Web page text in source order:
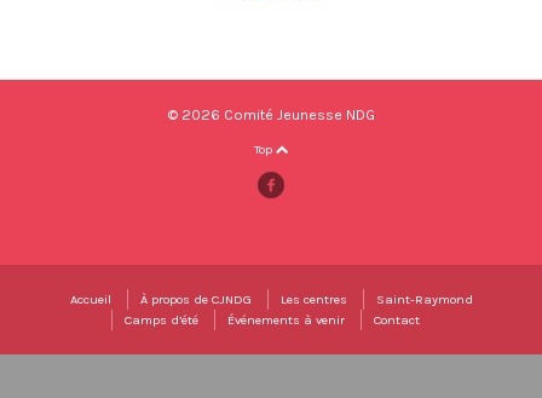
© 2026 Comité Jeunesse NDG
Top
Accueil À propos de CJNDG Les centres
Saint-Raymond
Camps d’été
Événements à venir Contact